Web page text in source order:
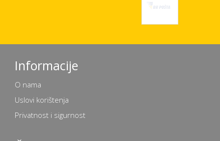
Informacije
O nama
Uslovi korištenja
Privatnost i sigurnost